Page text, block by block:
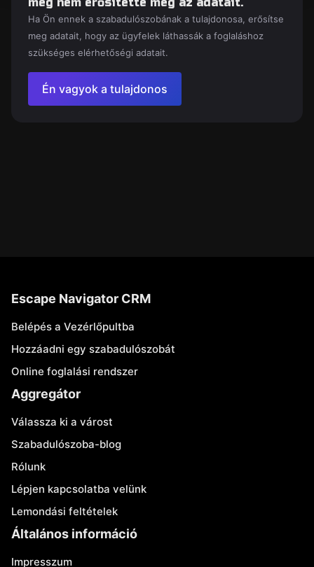
Ha Ön ennek a szabadulószobának a tulajdonosa, erősítse
meg adatait, hogy az ügyfelek láthassák a foglaláshoz
szükséges elérhetőségi adatait.
Én vagyok a tulajdonos
Escape Navigator CRM
Belépés a Vezérlőpultba
Hozzáadni egy szabadulószobát
Online foglalási rendszer
Aggregátor
Válassza ki a várost
Szabadulószoba-blog
Rólunk
Lépjen kapcsolatba velünk
Lemondási feltételek
Általános információ
Impresszum